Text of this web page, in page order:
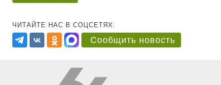
ЧИТАЙТЕ НАС В СОЦСЕТЯХ:
Сообщить новость